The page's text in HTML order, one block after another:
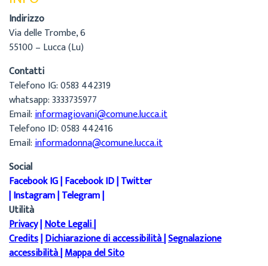
Indirizzo
Via delle Trombe, 6
55100 – Lucca (Lu)
Contatti
Telefono IG: 0583 442319
whatsapp: 3333735977
Email:informagiovani@comune.lucca.it
Telefono ID: 0583 442416
Email:informadonna@comune.lucca.it
Social
Facebook IG|Facebook ID|Twitter
|Instagram|Telegram|
Utilità
Privacy|Note Legali|
Credits|Dichiarazione di accessibilità|Segnalazione
accessibilità|Mappa del Sito